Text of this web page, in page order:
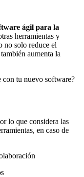
ágil para la
herramientas y
no solo reduce el
aumenta la
con tu nuevo software?
lo que considera las
en caso de